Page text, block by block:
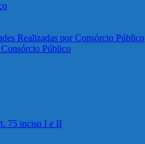
Realizadas por Consórcio Público
Público
75 inciso I e II